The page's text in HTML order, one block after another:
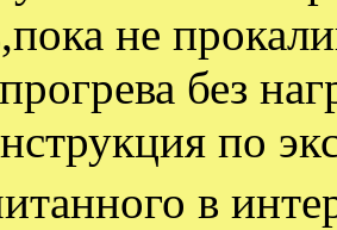
не
без
по
в